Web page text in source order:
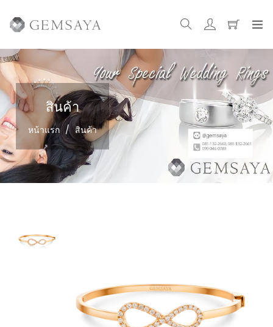
สินค้า
หน้าแรก / สินค้า